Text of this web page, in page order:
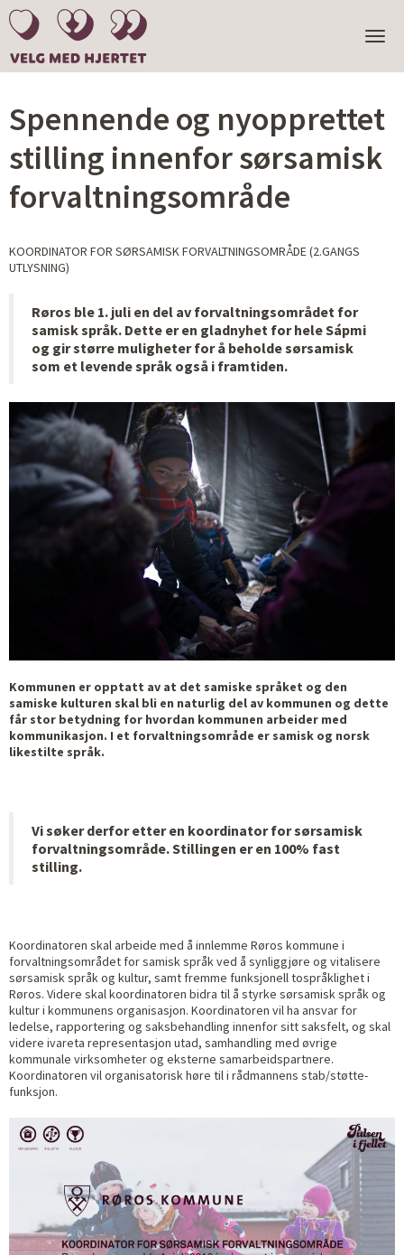
Spennende og nyopprettet
stilling innenfor sørsamisk
forvaltningsområde
KOORDINATOR FOR SØRSAMISK FORVALTNINGSOMRÅDE (2.GANGS
UTLYSNING)
Røros ble 1. juli en del av forvaltningsområdet for
samisk språk. Dette er en gladnyhet for hele Sápmi
og gir større muligheter for å beholde sørsamisk
som et levende språk også i framtiden.
Kommunen er opptatt av at det samiske språket og den
samiske kulturen skal bli en naturlig del av kommunen og dette
får stor betydning for hvordan kommunen arbeider med
kommunikasjon. I et forvaltningsområde er samisk og norsk
likestilte språk.
Vi søker derfor etter en koordinator for sørsamisk
forvaltningsområde. Stillingen er en 100% fast
stilling.
Koordinatoren skal arbeide med å innlemme Røros kommune i
forvaltningsområdet for samisk språk ved å synliggjøre og vitalisere
sørsamisk språk og kultur, samt fremme funksjonell tospråklighet i
Røros. Videre skal koordinatoren bidra til å styrke sørsamisk språk og
kultur i kommunens organisasjon. Koordinatoren vil ha ansvar for
ledelse, rapportering og saksbehandling innenfor sitt saksfelt, og skal
videre ivareta representasjon utad, samhandling med øvrige
kommunale virksomheter og eksterne samarbeidspartnere.
Koordinatoren vil organisatorisk høre til i rådmannens stab/støtte-
funksjon.